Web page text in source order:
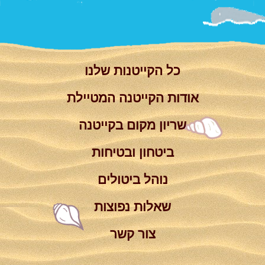
Summer
וידאו
צור קשר
'סגור תפריט'
כל הקייטנות שלנו
אודות הקייטנה המטיילת
שריון מקום בקייטנה
ביטחון ובטיחות
נוהל ביטולים
שאלות נפוצות
צור קשר